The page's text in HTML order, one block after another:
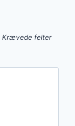
Krævede felter